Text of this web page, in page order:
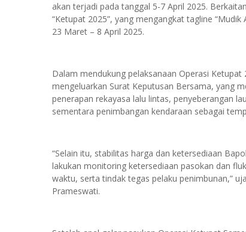
akan terjadi pada tanggal 5-7 April 2025.
“Ketupat 2025”, yang mengangkat tagline
23 Maret – 8 April 2025.
Dalam mendukung pelaksanaan Operasi
mengeluarkan Surat Keputusan Bersama, yang
penerapan rekayasa lalu lintas, penyeberangan
sementara penimbangan kendaraan sebagai
“Selain itu, stabilitas harga dan ketersediaan
lakukan monitoring ketersediaan pasokan dan
waktu, serta tindak tegas pelaku penimbunan,”
Prameswati.